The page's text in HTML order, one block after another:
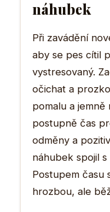
náhubek
Při zavádění
aby se pes cítil
vystresovaný.
očichat a
pomalu a
postupně čas
odměny a
náhubek spojil
Postupem času
hrozbou, ale